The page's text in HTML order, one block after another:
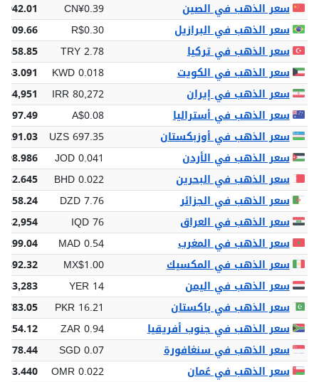
سعر الذهب في الصين
CN¥0.39
سعر الذهب في البرازيل
R$0.30
سعر الذهب في تركيا
TRY 2.78
سعر الذهب في الكويت
KWD 0.018
43.091
سعر الذهب في إيران
IRR 80,272
سعر الذهب في أستراليا
A$0.08
سعر الذهب في أوزبكستان
UZS 697.35
سعر الذهب في الأردن
JOD 0.041
98.986
سعر الذهب في البحرين
BHD 0.022
52.645
سعر الذهب في الجزائر
DZD 7.76
سعر الذهب في العراق
IQD 76
سعر الذهب في المغرب
MAD 0.54
سعر الذهب في المكسيك
MX$1.00
سعر الذهب في اليمن
YER 14
33,283
سعر الذهب في باكستان
PKR 16.21
سعر الذهب في جنوب أفريقيا
ZAR 0.94
سعر الذهب في سنغافورة
SGD 0.07
178.44
سعر الذهب في عُمان
OMR 0.022
53.440